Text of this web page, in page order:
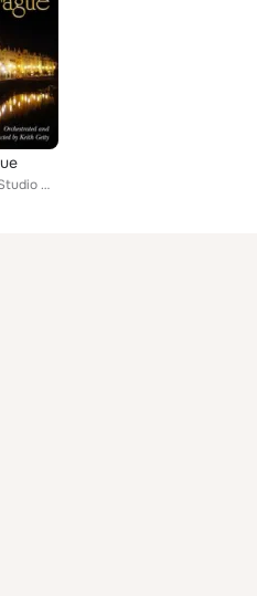
The Czech Television Studio Orchestra